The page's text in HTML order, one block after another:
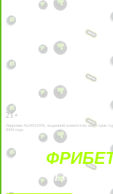
21+
Лицензии №24514359, выданной комитетом индустрии
2034 года.
БЕЗ УСЛОВИЙ